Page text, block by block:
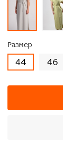
Размер
44 46